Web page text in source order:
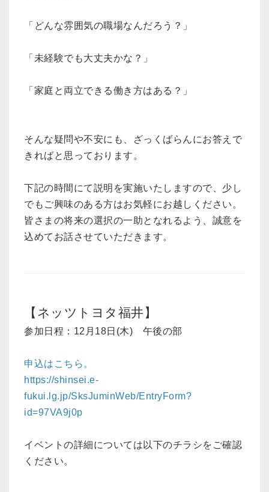
「どんな雰囲気の職場なんだろう？」
「未経験でも大丈夫かな？」
「家庭と両立できる働き方はある？」
そんな疑問や不安にも、ざっくばらんにお答えで
きればと思っております。
下記の時間にて説明を実施いたしますので、少し
でもご興味のある方はお気軽にお越しください。
皆さまの将来の選択の一助となれるよう、誠意を
込めてお話させていただきます。
【ネッツトヨタ福井】
参加日程：12月18日(木) 午後の部
申込はこちら。
https://shinsei.e-
fukui.lg.jp/SksJuminWeb/EntryForm?
id=97VA9j0p
イベントの詳細については以下のチラシをご確認
ください。